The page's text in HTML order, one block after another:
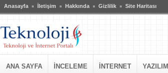
Anasayfa İletişim Hakkında Gizlilik Site Haritası
ANA SAYFA İNCELEME İNTERNET YAZILIM